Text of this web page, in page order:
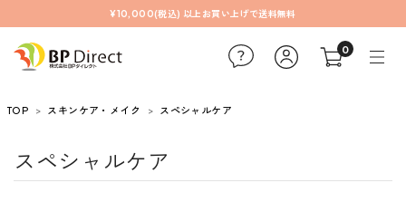
¥10,000(税込) 以上お買い上げで送料無料
0
TOP スキンケア・メイク スペシャルケア
スペシャルケア